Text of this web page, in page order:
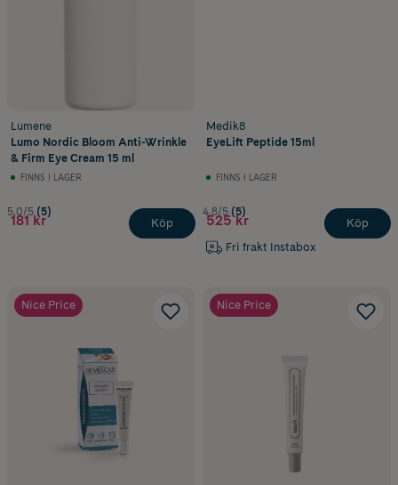
Lumene
Lumo Nordic Bloom Anti-Wrinkle
& Firm Eye Cream 15 ml
FINNS I LAGER
5.0/5 (5)
181 kr Köp
Medik8
EyeLift Peptide 15ml
FINNS I LAGER
4.8/5 (5)
525 kr
Fri frakt Instabox
Köp
Nice Price Nice Price